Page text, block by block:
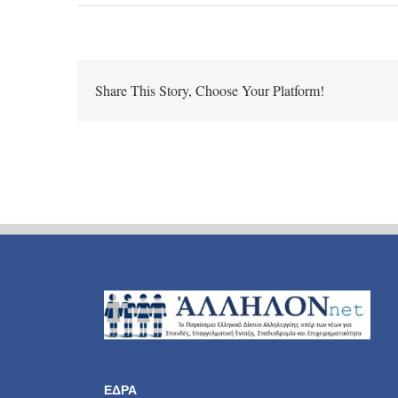
Share This Story, Choose Your Platform!
ΕΔΡΑ